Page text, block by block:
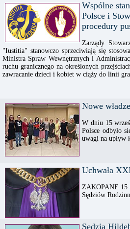
Wspólne
Polsce i
procedury
Zarządy
"Iustitia" stanowczo sprzeciwiają się
Ministra Spraw Wewnętrznych i
ruchu granicznego na określonych
zawracanie dzieci i kobiet w ciąży do linii
Nowe
W dniu 15
Polsce odbyło
uwagi na upływ
Uchwała
ZAKOPANE 15
Sędziów
Sędzia